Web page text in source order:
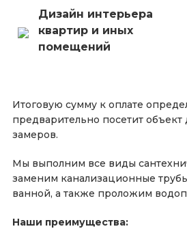
Дизайн интерьера
квартир и иных
помещений
Итоговую сумму к оплате
предварительно посетит
замеров.
Мы выполним все виды
заменим канализационные
ванной, а также проложим
Наши преимущества: